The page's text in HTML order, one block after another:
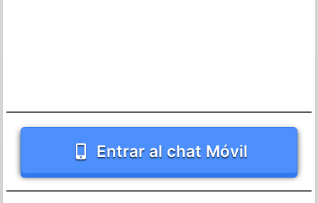
Entrar al chat Móvil